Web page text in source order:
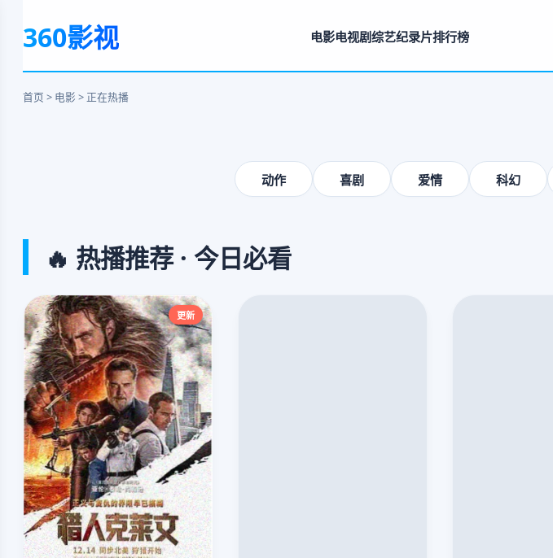
360影视 电影电视剧综艺纪录片排行榜
首页 > 电影 > 正在热播
毁灭与救赎的壮阔史诗
动作 喜剧 爱情 科幻
🔥 热播推荐 · 今日必看
更新